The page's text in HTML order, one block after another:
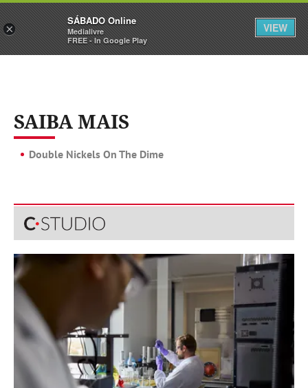
Sábado Assine Iniciar Sessão
SAIBA MAIS
Double Nickels On The Dime
×
SÁBADO Online
Medialivre
FREE - In Google Play
VIEW